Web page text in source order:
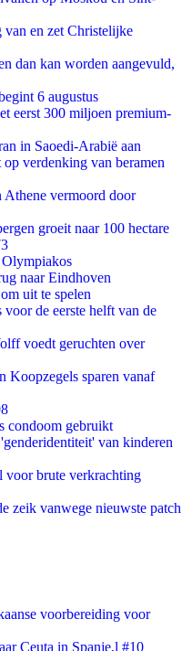
van en zet Christelijke
dan kan worden aangevuld,
6 augustus
eerst 300 miljoen premium-
in Saoedi-Arabië aan
verdenking van beramen
vermoord door
groeit naar 100 hectare
naar Eindhoven
uit te spelen
de eerste helft van de
voedt geruchten over
Koopzegels sparen vanaf
condoom gebruikt
van kinderen
voor brute verkrachting
zeik vanwege nieuwste patch
voorbereiding voor
Ceuta in Spanje,l #10